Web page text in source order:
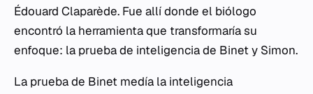
Édouard Claparède. Fue allí donde el biólogo
encontró la herramienta que transformaría su
enfoque: la prueba de inteligencia de Binet y Simon.
La prueba de Binet medía la inteligencia